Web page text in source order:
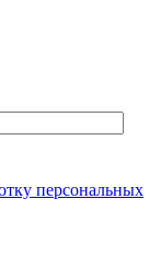
персональных